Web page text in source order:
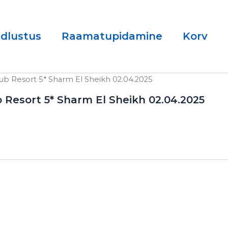
Raamatupidamine Korv
Resort 5* Sharm El Sheikh 02.04.2025
5* Sharm El Sheikh 02.04.2025